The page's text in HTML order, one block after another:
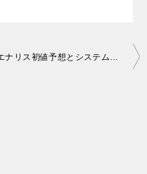
エナリス初値予想とシステム情報のＢＢで１００万追加